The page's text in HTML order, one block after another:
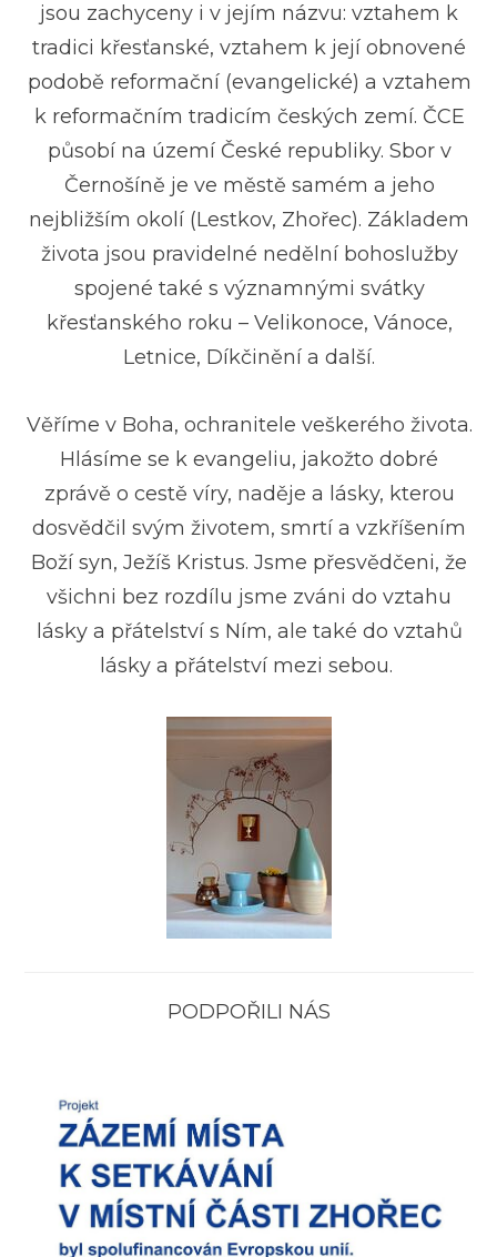
jsou zachyceny i v jejím názvu: vztahem k
tradici křesťanské, vztahem k její obnovené
podobě reformační (evangelické) a vztahem
k reformačním tradicím českých zemí. ČCE
působí na území České republiky. Sbor v
Černošíně je ve městě samém a jeho
nejbližším okolí (Lestkov, Zhořec). Základem
života jsou pravidelné nedělní bohoslužby
spojené také s významnými svátky
křesťanského roku – Velikonoce, Vánoce,
Letnice, Díkčinění a další.
Věříme v Boha, ochranitele veškerého života.
Hlásíme se k evangeliu, jakožto dobré
zprávě o cestě víry, naděje a lásky, kterou
dosvědčil svým životem, smrtí a vzkříšením
Boží syn, Ježíš Kristus. Jsme přesvědčeni, že
všichni bez rozdílu jsme zváni do vztahu
lásky a přátelství s Ním, ale také do vztahů
lásky a přátelství mezi sebou.
PODPOŘILI NÁS